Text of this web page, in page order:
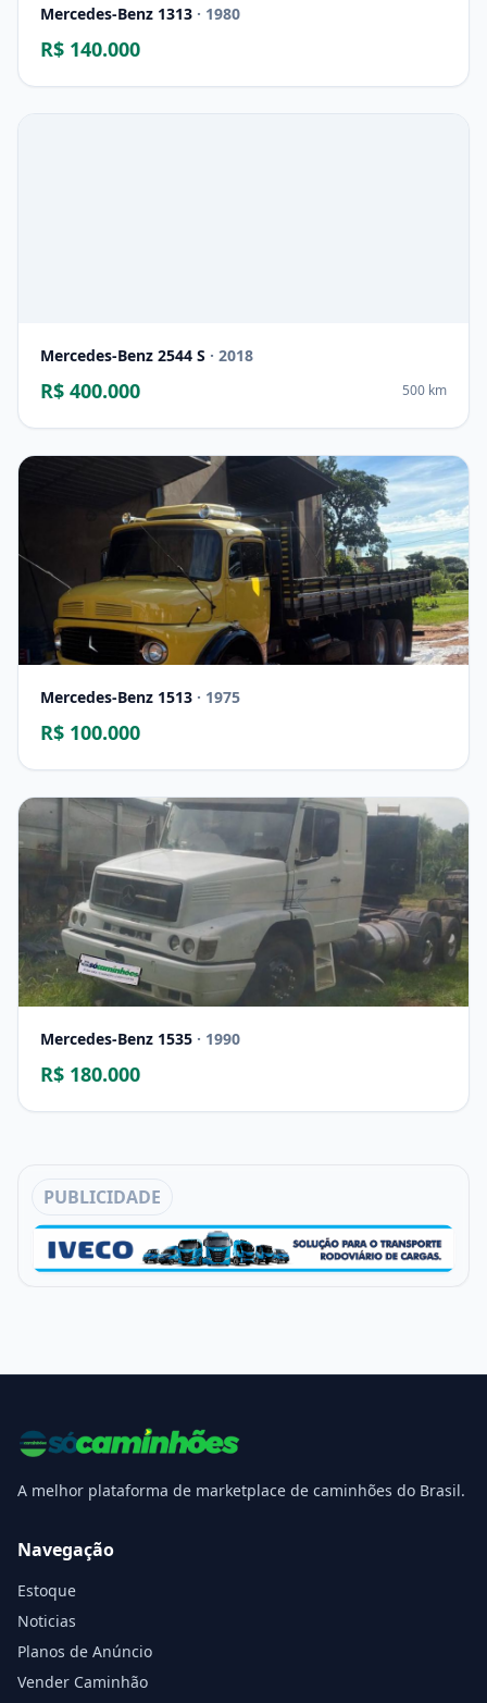
Mercedes-Benz 1313 · 1980
R$ 140.000
Mercedes-Benz 2544 S · 2018
R$ 400.000 500 km
Mercedes-Benz 1513 · 1975
R$ 100.000
Mercedes-Benz 1535 · 1990
R$ 180.000
PUBLICIDADE
A melhor plataforma de marketplace de caminhões do Brasil.
Navegação
Estoque
Noticias
Planos de Anúncio
Vender Caminhão